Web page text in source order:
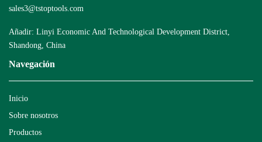
sales3@tstoptools.com
Añadir: Linyi Economic And Technological Development District,
Shandong, China
Navegación
Inicio
Sobre nosotros
Productos